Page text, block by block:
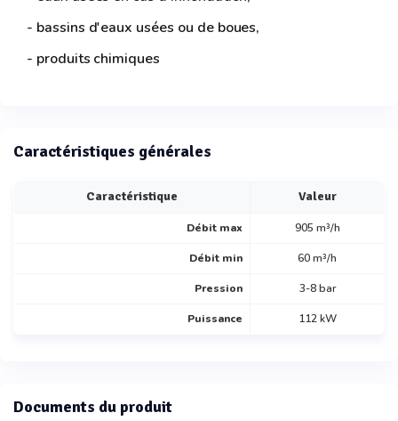
- bassins d'eaux usées ou de boues,
- produits chimiques
Caractéristiques générales
Caractéristique Valeur
Débit max 905 m³/h
Débit min 60 m³/h
Pression 3-8 bar
Puissance 112 kW
Documents du produit